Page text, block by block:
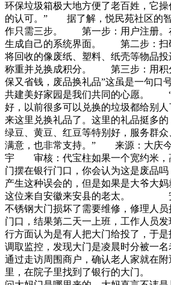
环保垃圾箱极大地方便了老百姓，它
的认可。” 据了解，悦民苑社区的
作只需三步。 第一步：用户注册。
生成自己的系统界面。 第二步：扫
将回收的像废纸、塑料、纸壳等物品
称重并兑换成积分。 第三步：用
保又省钱，废品换礼品”这虽是一句口
共建美好家园是我们共同的心愿。 “
好，以前很多可以兑换的垃圾都给别
来这里兑换礼品了。这里的礼品挺多的
绿豆、黄豆、红豆等特别好，服务群
满意，也非常支持。” 来源：大
宇 审核：代宝柱如果一个宽约米，
门摆在银行门口，你会认为这是废品
产生这种误会的，但是如果是大爷大
这位来自安徽来安县的老太。 安
不锈钢大门损坏了需要维修，修理人
门口，结果第二天一上班，工作人员
行方面认为是有人把大门给投了
调取监控，发现大门是凌晨时分被一
通过走访周围商户，确认老人家就在
里，在院子里找到了银